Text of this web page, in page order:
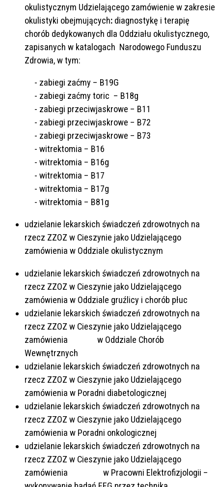
okulistycznym Udzielającego zamówienie w zakresie
okulistyki obejmujących: diagnostykę i terapię
chorób dedykowanych dla Oddziału okulistycznego,
zapisanych w katalogach Narodowego Funduszu
Zdrowia, w tym:
- zabiegi zaćmy – B19G
- zabiegi zaćmy toric – B18g
- zabiegi przeciwjaskrowe – B11
- zabiegi przeciwjaskrowe – B72
- zabiegi przeciwjaskrowe – B73
- witrektomia – B16
- witrektomia – B16g
- witrektomia – B17
- witrektomia – B17g
- witrektomia – B81g
udzielanie lekarskich świadczeń zdrowotnych na
rzecz ZZOZ w Cieszynie jako Udzielającego
zamówienia w Oddziale okulistycznym
udzielanie lekarskich świadczeń zdrowotnych na
rzecz ZZOZ w Cieszynie jako Udzielającego
zamówienia w Oddziale gruźlicy i chorób płuc
udzielanie lekarskich świadczeń zdrowotnych na
rzecz ZZOZ w Cieszynie jako Udzielającego
zamówienia w Oddziale Chorób
Wewnętrznych
udzielanie lekarskich świadczeń zdrowotnych na
rzecz ZZOZ w Cieszynie jako Udzielającego
zamówienia w Poradni diabetologicznej
udzielanie lekarskich świadczeń zdrowotnych na
rzecz ZZOZ w Cieszynie jako Udzielającego
zamówienia w Poradni onkologicznej
udzielanie lekarskich świadczeń zdrowotnych na
rzecz ZZOZ w Cieszynie jako Udzielającego
zamówienia w Pracowni Elektrofizjologii –